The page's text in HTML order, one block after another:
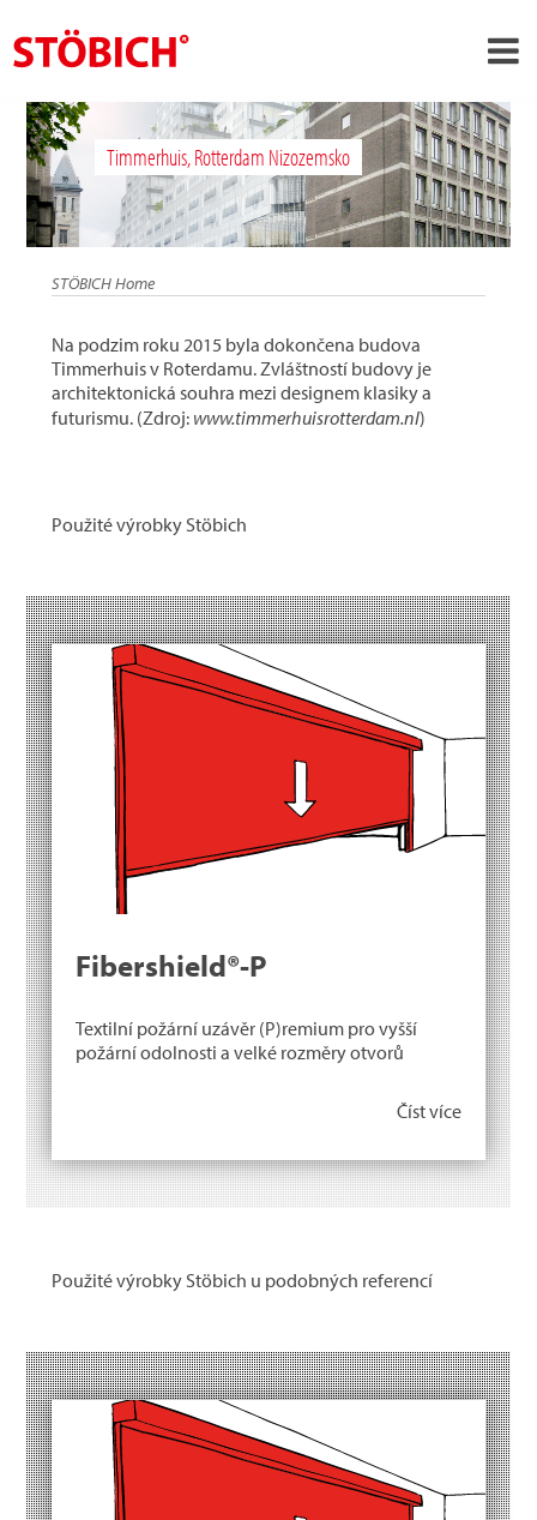
›
CS
›
O nás
›
Rešení
Zprávy
Kontakt
Timmerhuis, Rotterdam Nizozemsko
STÖBICH Home
Na podzim roku 2015 byla dokončena budova
Timmerhuis v Roterdamu. Zvláštností budovy je
architektonická souhra mezi designem klasiky a
futurismu. (Zdroj: www.timmerhuisrotterdam.nl)
Použité výrobky Stöbich
Fibershield®-P
Textilní požární uzávěr (P)remium pro vyšší
požární odolnosti a velké rozměry otvorů
Číst více
Použité výrobky Stöbich u podobných referencí